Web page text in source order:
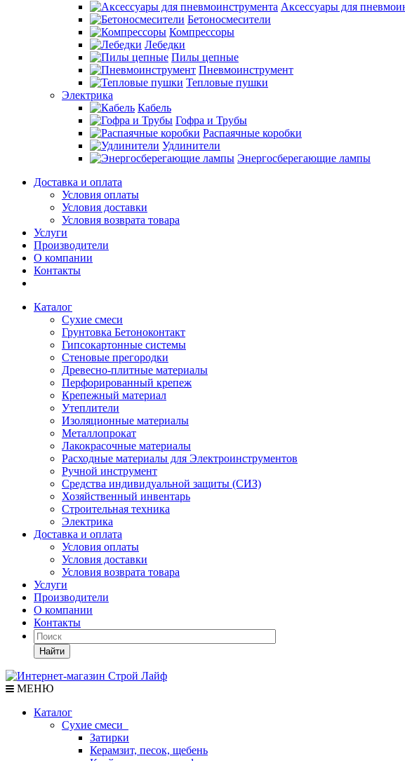
Аксессуары для
Бетоносмесители
Компрессоры
Лебедки
Пилы цепные
Пневмоинструмент
Тепловые пушки
Электрика
Кабель
Гофра и Трубы
Распаячные коробки
Удлинители
Энергосберегающие лампы
Доставка и оплата
Условия оплаты
Условия доставки
Условия возврата товара
Услуги
Производители
О компании
Контакты
Каталог
Сухие смеси
Грунтовка Бетоноконтакт
Гипсокартонные системы
Стеновые прегородки
Древесно-плитные материалы
Перфорированный крепеж
Крепежный материал
Утеплители
Изоляционные материалы
Металлопрокат
Лакокрасочные материалы
Расходные материалы для Электроинструментов
Ручной инструмент
Средства индивидуальной защиты (СИЗ)
Хозяйственный инвентарь
Строительная техника
Электрика
Доставка и оплата
Условия оплаты
Условия доставки
Условия возврата товара
Услуги
Производители
О компании
Контакты
Найти
МЕНЮ
Каталог
Сухие смеси
Затирки
Керамзит, песок, щебень